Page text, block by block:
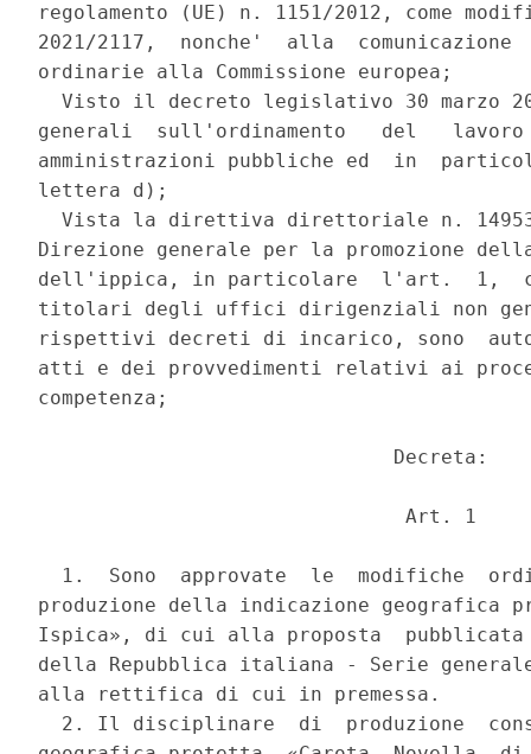
regolamento (UE) n. 1151/2012, come
2021/2117,  nonche'  alla
ordinarie alla Commissione europea;
Visto il decreto legislativo 30 marzo
generali  sull'ordinamento   del
amministrazioni pubbliche ed  in
lettera d);
Vista la direttiva direttoriale n.
Direzione generale per la promozione
dell'ippica, in particolare  l'art.  1,
titolari degli uffici dirigenziali non
rispettivi decreti di incarico, sono
atti e dei provvedimenti relativi ai
competenza;
                              Decreta:
                               Art. 1
1.  Sono  approvate  le  modifiche
produzione della indicazione geografica
Ispica», di cui alla proposta
della Repubblica italiana - Serie
alla rettifica di cui in premessa.
2. Il disciplinare  di  produzione